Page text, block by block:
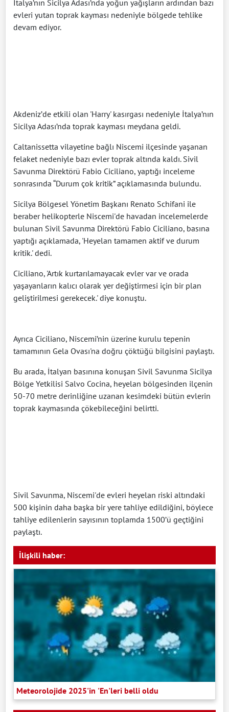
İtalya’nın Sicilya Adası’nda yoğun yağışların ardından bazı
evleri yutan toprak kayması nedeniyle bölgede tehlike
devam ediyor.
Akdeniz’de etkili olan 'Harry' kasırgası nedeniyle İtalya’nın
Sicilya Adası’nda toprak kayması meydana geldi.
Caltanissetta vilayetine bağlı Niscemi ilçesinde yaşanan
felaket nedeniyle bazı evler toprak altında kaldı. Sivil
Savunma Direktörü Fabio Ciciliano, yaptığı inceleme
sonrasında “Durum çok kritik” açıklamasında bulundu.
Sicilya Bölgesel Yönetim Başkanı Renato Schifani ile
beraber helikopterle Niscemi'de havadan incelemelerde
bulunan Sivil Savunma Direktörü Fabio Ciciliano, basına
yaptığı açıklamada, 'Heyelan tamamen aktif ve durum
kritik.' dedi.
Ciciliano, 'Artık kurtarılamayacak evler var ve orada
yaşayanların kalıcı olarak yer değiştirmesi için bir plan
geliştirilmesi gerekecek.' diye konuştu.
Ayrıca Ciciliano, Niscemi’nin üzerine kurulu tepenin
tamamının Gela Ovası'na doğru çöktüğü bilgisini paylaştı.
Bu arada, İtalyan basınına konuşan Sivil Savunma Sicilya
Bölge Yetkilisi Salvo Cocina, heyelan bölgesinden ilçenin
50-70 metre derinliğine uzanan kesimdeki bütün evlerin
toprak kaymasında çökebileceğini belirtti.
Sivil Savunma, Niscemi'de evleri heyelan riski altındaki
500 kişinin daha başka bir yere tahliye edildiğini, böylece
tahliye edilenlerin sayısının toplamda 1500’ü geçtiğini
paylaştı.
İlişkili haber:
Meteorolojide 2025'in 'En'leri belli oldu